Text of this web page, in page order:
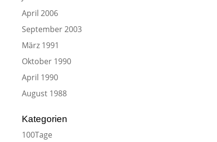
April 2006
September 2003
März 1991
Oktober 1990
April 1990
August 1988
Kategorien
100Tage